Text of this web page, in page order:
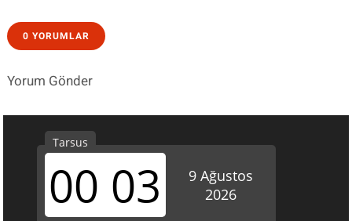
0 YORUMLAR
Yorum Gönder